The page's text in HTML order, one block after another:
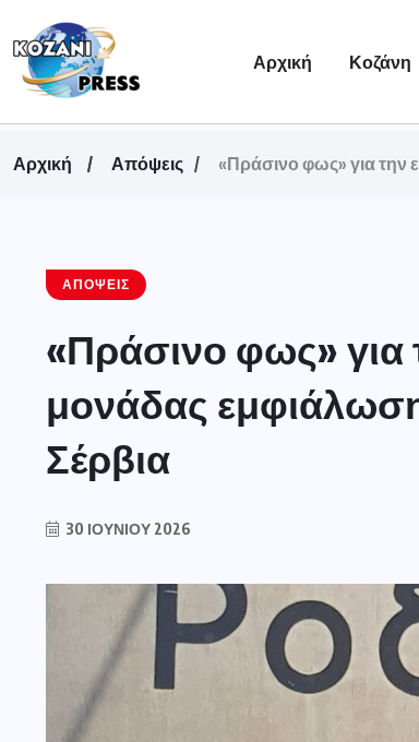
Αρχική Κοζάνη
Αρχική Απόψεις «Πράσινο φως» για την
ΑΠΌΨΕΙΣ
«Πράσινο φως» για
μονάδας
Σέρβια
30 ΙΟΥΝΊΟΥ 2026